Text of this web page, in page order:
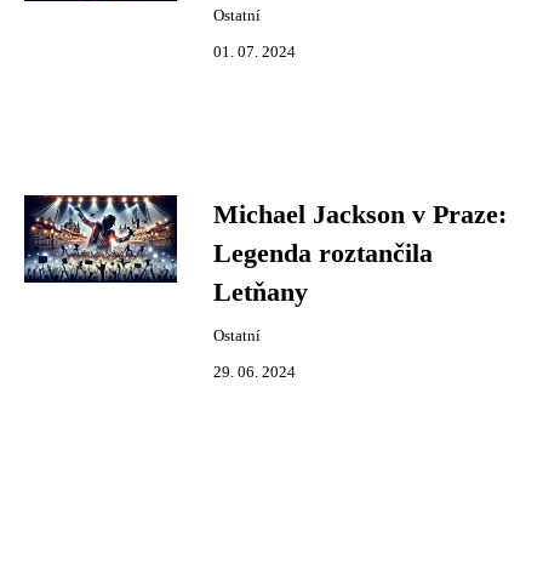
Ostatní
01. 07. 2024
Michael Jackson v Praze:
Legenda roztančila
Letňany
Ostatní
29. 06. 2024